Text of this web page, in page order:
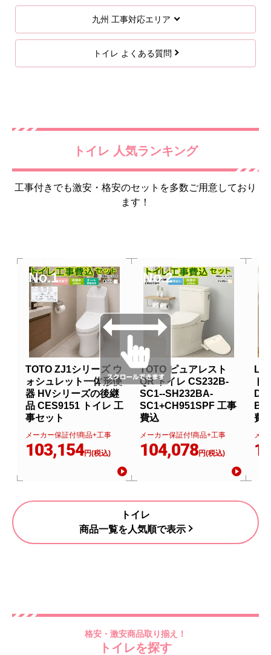
九州 工事対応エリア
トイレ よくある質問
トイレ 人気ランキング
工事付きでも激安・格安のセットを多数ご用意しており
ます！
No.1
TOTO ZJ1シリーズ ウ
ォシュレット一体形便
器 HVシリーズの後継
品 CES9151 トイレ 工
事セット
メーカー保証付!商品+工事
103,154円(税込)
No.2
TOTO ピュアレスト
QR トイレ CS232B-
SC1--SH232BA-
SC1+CH951SPF 工事
費込
メーカー保証付!商品+工事
104,078円(税込)
ト
費
メー
トイレ
商品一覧を人気順で表示
格安・激安商品取り揃え！
トイレを探す